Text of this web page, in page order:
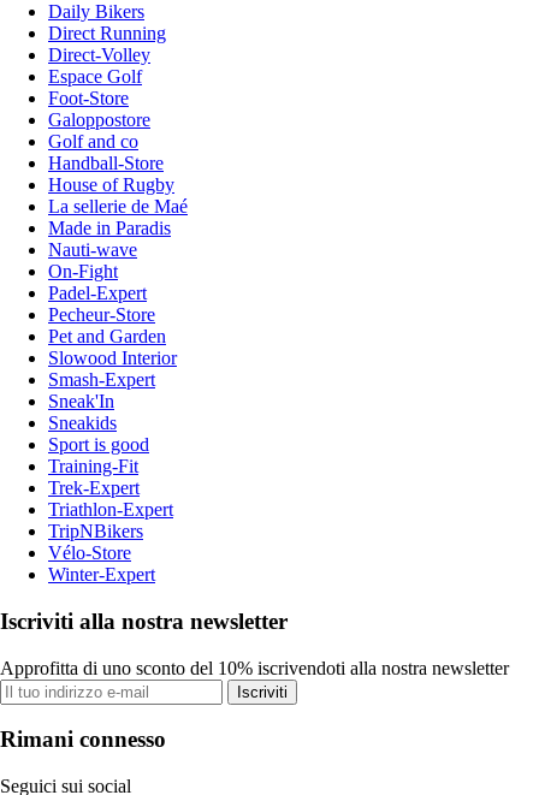
Daily Bikers
Direct Running
Direct-Volley
Espace Golf
Foot-Store
Galoppostore
Golf and co
Handball-Store
House of Rugby
La sellerie de Maé
Made in Paradis
Nauti-wave
On-Fight
Padel-Expert
Pecheur-Store
Pet and Garden
Slowood Interior
Smash-Expert
Sneak'In
Sneakids
Sport is good
Training-Fit
Trek-Expert
Triathlon-Expert
TripNBikers
Vélo-Store
Winter-Expert
Iscriviti alla nostra newsletter
Approfitta di uno sconto del 10% iscrivendoti alla nostra newsletter
Iscriviti
Rimani connesso
Seguici sui social